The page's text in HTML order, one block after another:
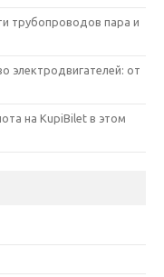
трубопроводов пара и
электродвигателей: от
на KupiBilet в этом